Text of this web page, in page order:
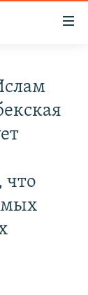
что